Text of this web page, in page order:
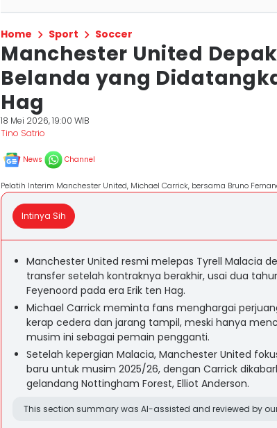
Home Sport Soccer
Manchester United
Belanda yang
Hag
18 Mei 2026, 19:00 WIB
Tino Satrio
News Channel
Pelatih Interim Manchester United, Michael Carrick, bersama Bruno
Intinya Sih
Manchester United resmi melepas Tyrell Malacia
transfer setelah kontraknya berakhir, usai dua
Feyenoord pada era Erik ten Hag.
Michael Carrick meminta fans menghargai
kerap cedera dan jarang tampil, meski hanya
musim ini sebagai pemain pengganti.
Setelah kepergian Malacia, Manchester United
baru untuk musim 2025/26, dengan Carrick
gelandang Nottingham Forest, Elliot Anderson.
This section summary was AI-assisted and reviewed by